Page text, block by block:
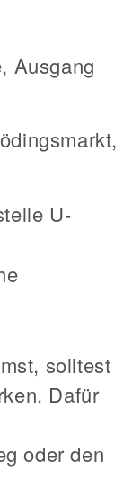
Ausgang
U-
solltest
Dafür
oder den